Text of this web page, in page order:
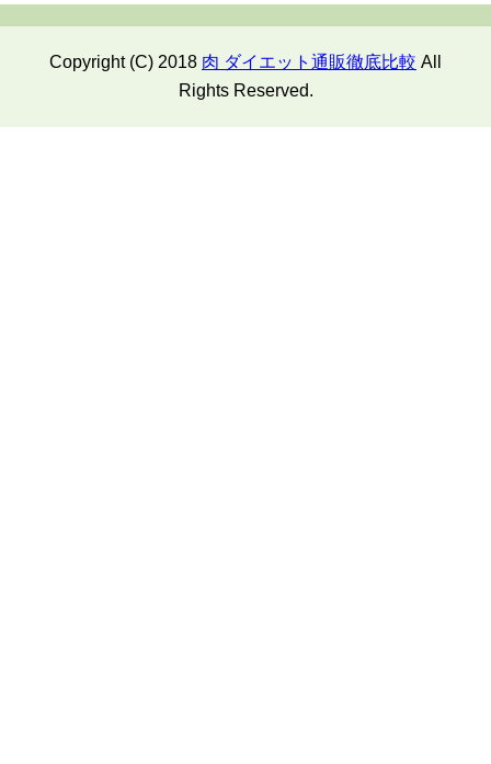
Copyright (C) 2018 肉 ダイエット通販徹底比較 All
Rights Reserved.